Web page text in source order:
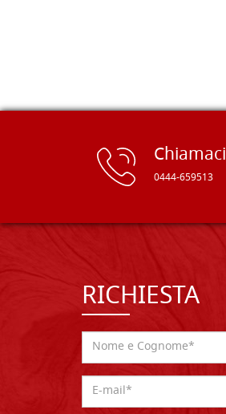
Chiamaci
0444-659513
RICHIESTA